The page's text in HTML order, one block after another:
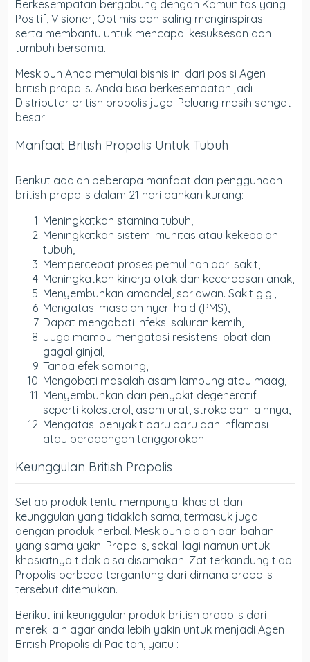
Berkesempatan bergabung dengan Komunitas yang
Positif, Visioner, Optimis dan saling menginspirasi
serta membantu untuk mencapai kesuksesan dan
tumbuh bersama.
Meskipun Anda memulai bisnis ini dari posisi Agen
british propolis. Anda bisa berkesempatan jadi
Distributor british propolis juga. Peluang masih sangat
besar!
Manfaat British Propolis Untuk Tubuh
Berikut adalah beberapa manfaat dari penggunaan
british propolis dalam 21 hari bahkan kurang:
Meningkatkan stamina tubuh,
Meningkatkan sistem imunitas atau kekebalan
tubuh,
Mempercepat proses pemulihan dari sakit,
Meningkatkan kinerja otak dan kecerdasan anak,
Menyembuhkan amandel, sariawan. Sakit gigi,
Mengatasi masalah nyeri haid (PMS),
Dapat mengobati infeksi saluran kemih,
Juga mampu mengatasi resistensi obat dan
gagal ginjal,
Tanpa efek samping,
Mengobati masalah asam lambung atau maag,
Menyembuhkan dari penyakit degeneratif
seperti kolesterol, asam urat, stroke dan lainnya,
Mengatasi penyakit paru paru dan inflamasi
atau peradangan tenggorokan
Keunggulan British Propolis
Setiap produk tentu mempunyai khasiat dan
keunggulan yang tidaklah sama, termasuk juga
dengan produk herbal. Meskipun diolah dari bahan
yang sama yakni Propolis, sekali lagi namun untuk
khasiatnya tidak bisa disamakan. Zat terkandung tiap
Propolis berbeda tergantung dari dimana propolis
tersebut ditemukan.
Berikut ini keunggulan produk british propolis dari
merek lain agar anda lebih yakin untuk menjadi Agen
British Propolis di Pacitan, yaitu :